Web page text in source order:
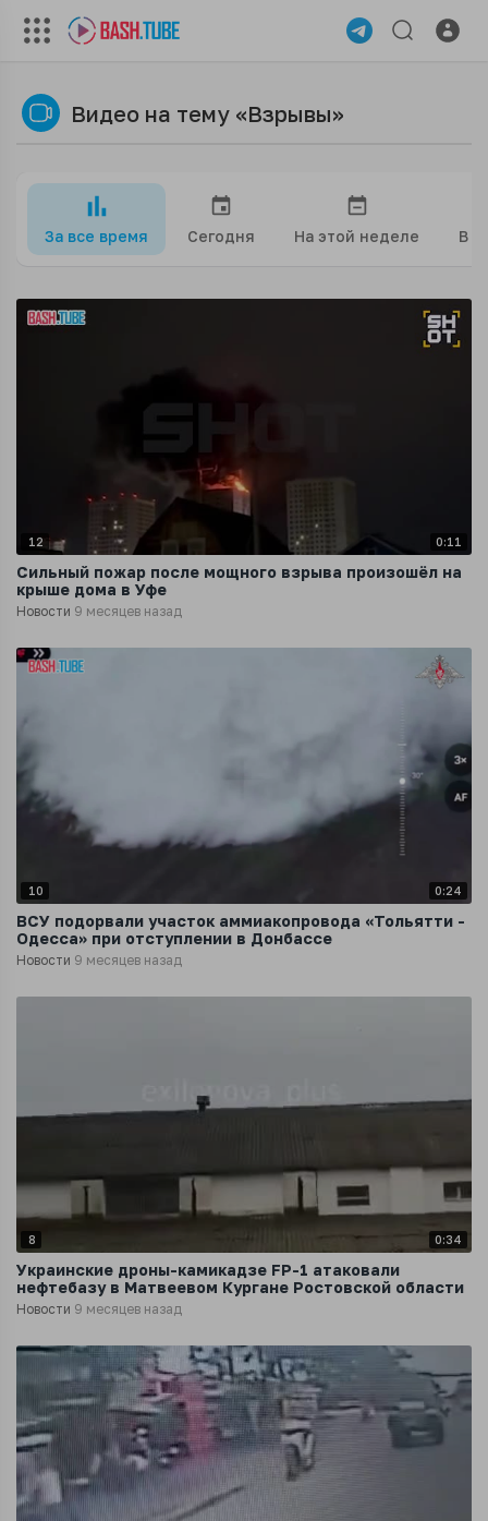
Видео на тему «Взрывы»
За все время Сегодня На этой неделе В
12 0:11
Сильный пожар после мощного взрыва произошёл на
крыше дома в Уфе
Новости 9 месяцев назад
10 0:24
ВСУ подорвали участок аммиакопровода «Тольятти -
Одесса» при отступлении в Донбассе
Новости 9 месяцев назад
8 0:34
Украинские дроны-камикадзе FP-1 атаковали
нефтебазу в Матвеевом Кургане Ростовской области
Новости 9 месяцев назад